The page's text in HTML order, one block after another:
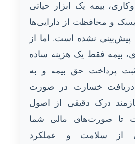
بیمه یک ابزار حیاتی
و محافظت از دارایی‌ها
پیش‌بینی نشده است. اما از
بیمه فقط یک هزینه ساده
پرداخت حق بیمه و به
خسارت در صورت
درک دقیقی از اصول
تا صورت‌های مالی شما
از سلامت و عملکرد